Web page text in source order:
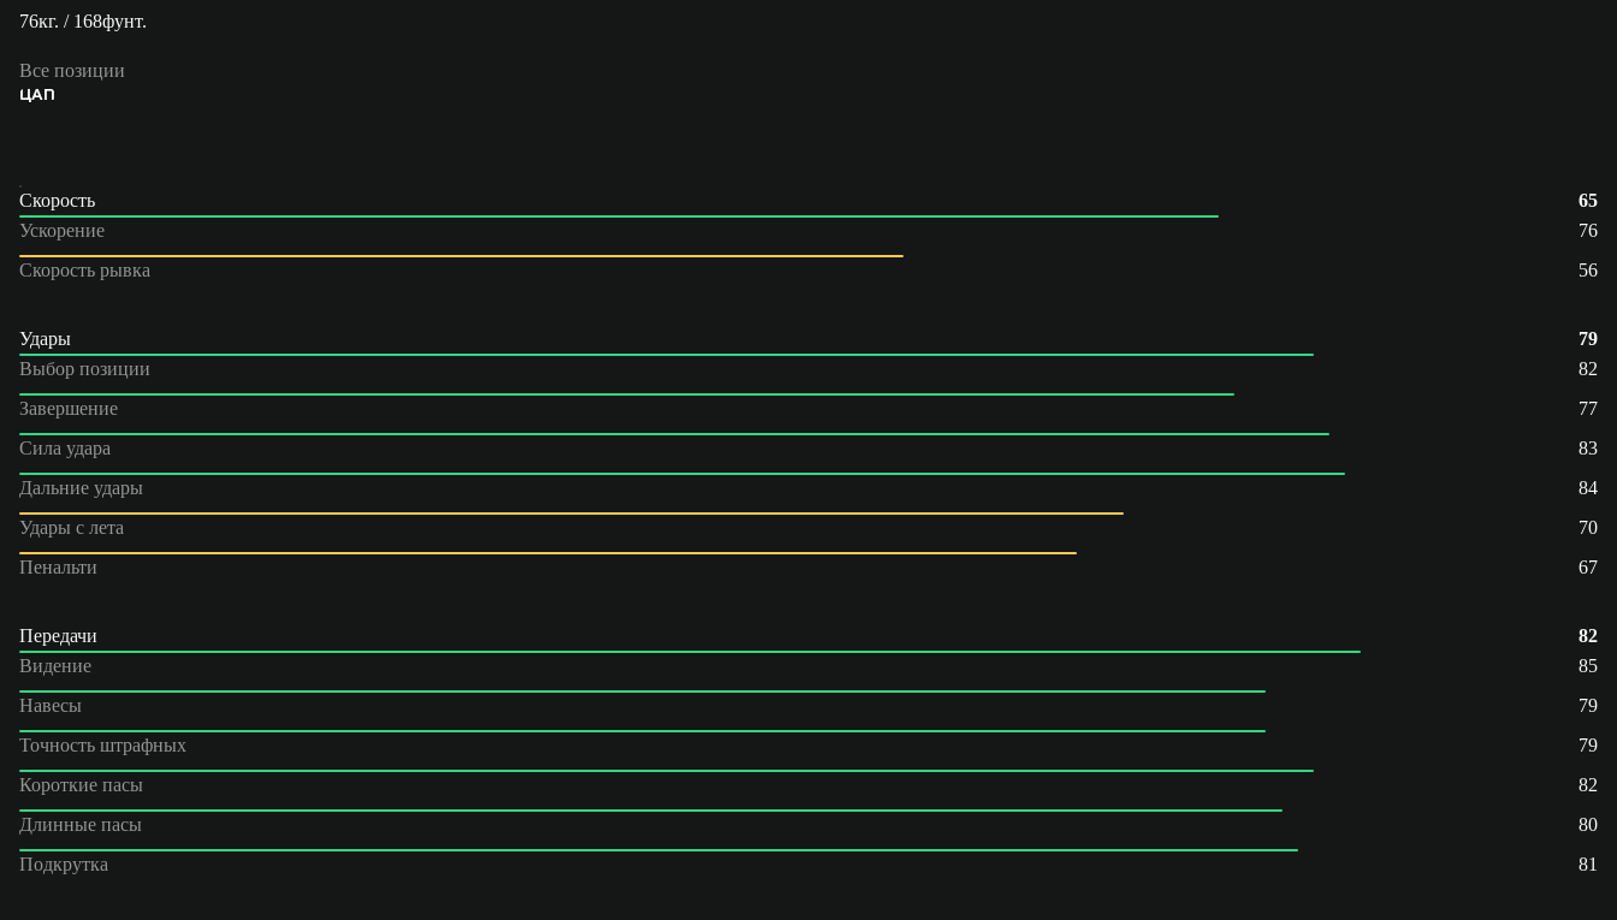
76кг. / 168фунт.
Все позиции
ЦАП
Скорость
65
Ускорение
76
Скорость рывка
56
Удары
79
Выбор позиции
82
Завершение
77
Сила удара
83
Дальние удары
84
Удары с лета
70
Пенальти
67
Передачи
82
Видение
85
Навесы
79
Точность штрафных
79
Короткие пасы
82
Длинные пасы
80
Подкрутка
81